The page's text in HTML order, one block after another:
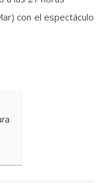
con el espectáculo